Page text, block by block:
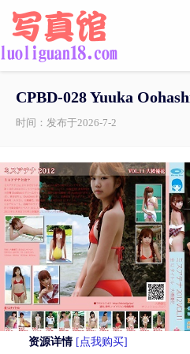
CPBD-028 Yuuka
时间：发布于2026-7-2
资源详情 [点我购买]